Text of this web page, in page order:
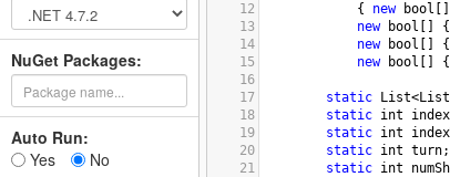
NuGet Packages:
Auto Run:
Yes
No
12
            {
new bool
13
new bool [] {
14
new bool [] {
15
new bool [] {
16
17
static List<List
18
static int
19
static int
20
static int turn
21
static int